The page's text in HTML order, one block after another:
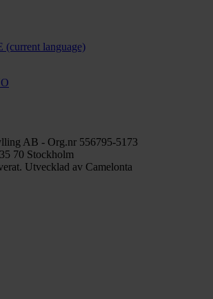
(current language)
AB - Org.nr 556795-5173
70 Stockholm
Utvecklad av Camelonta